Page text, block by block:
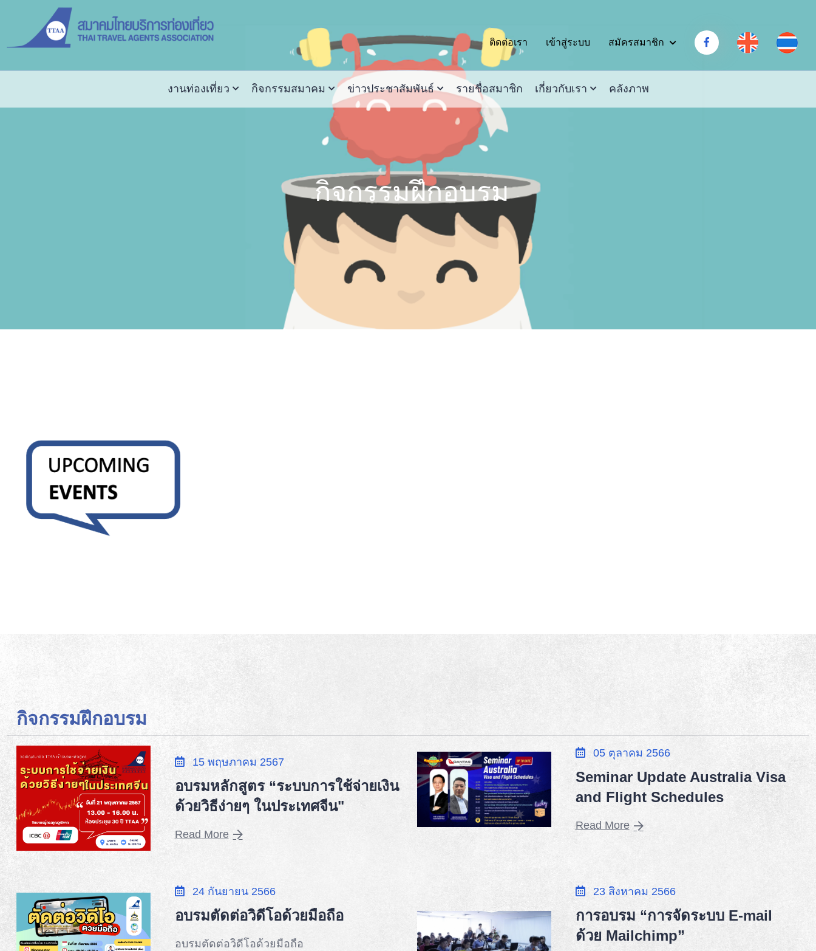
สมัครสมาชิก
เข้าสู่ระบบ
ติดต่อเรา
งานท่องเที่ยว กิจกรรมสมาคม ข่าวประชาสัมพันธ์ รายชื่อสมาชิก เกี่ยวกับเรา คลังภาพ
กิจกรรมฝึกอบรม
กิจกรรมฝึกอบรม
15 พฤษภาคม 2567
อบรมหลักสูตร “ระบบการใช้จ่ายเงิน
ด้วยวิธีง่ายๆ ในประเทศจีน"
Read More
05 ตุลาคม 2566
Seminar Update Australia Visa
and Flight Schedules
Read More
24 กันยายน 2566
อบรมตัดต่อวิดีโอด้วยมือถือ
อบรมตัดต่อวิดีโอด้วยมือถือ
23 สิงหาคม 2566
การอบรม “การจัดระบบ E-mail
ด้วย Mailchimp”